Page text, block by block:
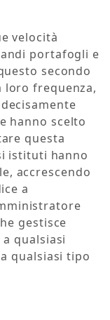
velocità
portafogli e
secondo
loro frequenza,
hanno scelto
questa
istituti hanno
accrescendo
a
gestisce
qualsiasi
qualsiasi tipo